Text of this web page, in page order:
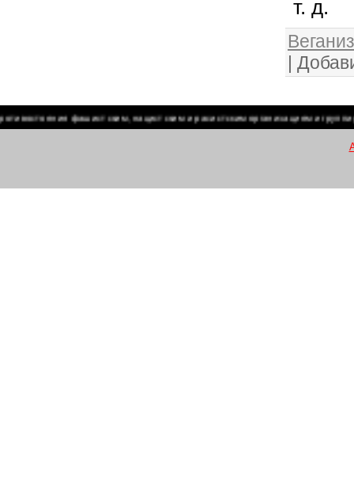
т. д.
|
фашистским, нацистским и расистским организациям и группировкам